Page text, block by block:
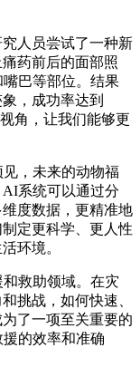
人员尝试了一种新
药前后的面部照
巴等部位。结果
，成功率达到
角，让我们能够更
，未来的动物福
系统可以通过分
度数据，更精准地
定更科学、更人性
环境。
救助领域。在灾
挑战，如何快速、
了一项至关重要的
的效率和准确